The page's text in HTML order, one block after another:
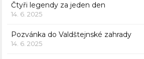
Čtyři legendy za jeden den
14. 6. 2025
Pozvánka do Valdštejnské zahrady
14. 6. 2025